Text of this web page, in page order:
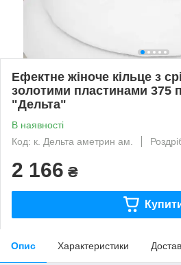
Ефектне жіноче кільце з
золотими пластинами 375
"Дельта"
В наявності
Код: к. Дельта аметрин ам.
2 166 ₴
Опис Характеристики